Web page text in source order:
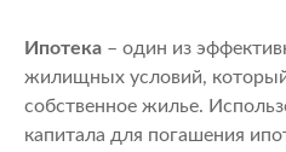
Ипотека – один из
жилищных условий,
собственное жилье.
капитала для погашения